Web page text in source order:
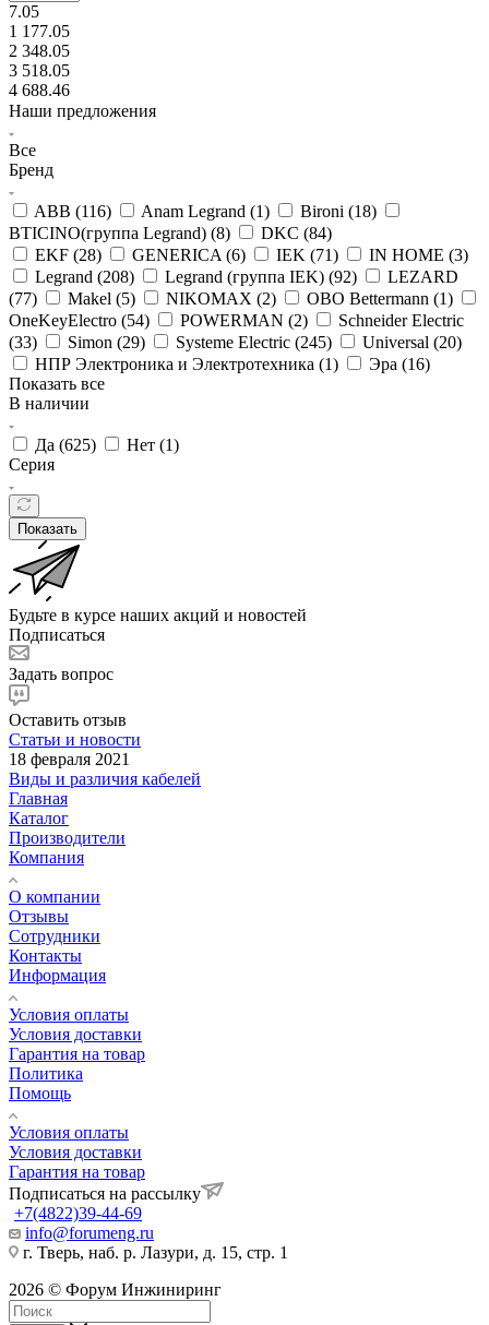
7.05
1 177.05
2 348.05
3 518.05
4 688.46
Наши предложения
Все
Бренд
ABB (116) Anam Legrand (1) Bironi (18)
BTICINO(группа Legrand) (8) DKC (84)
EKF (28) GENERICA (6) IEK (71) IN HOME (3)
Legrand (208) Legrand (группа IEK) (92)
LEZARD
(77) Makel (5) NIKOMAX (2) OBO Bettermann (1)
OneKeyElectro (54) POWERMAN (2)
Schneider Electric
(33) Simon (29) Systeme Electric (245) Universal (20)
НПР Электроника и Электротехника (1) Эра (16)
Показать все
В наличии
Да (625) Нет (1)
Серия
Показать
Будьте в курсе наших акций и новостей
Подписаться
Задать вопрос
Оставить отзыв
Статьи и новости
18 февраля 2021
Виды и различия кабелей
Главная
Каталог
Производители
Компания
О компании
Отзывы
Сотрудники
Контакты
Информация
Условия оплаты
Условия доставки
Гарантия на товар
Политика
Помощь
Условия оплаты
Условия доставки
Гарантия на товар
Подписаться на рассылку
+7(4822)39-44-69
info@forumeng.ru
г. Тверь, наб. р. Лазури, д. 15, стр. 1
2026 © Форум Инжиниринг